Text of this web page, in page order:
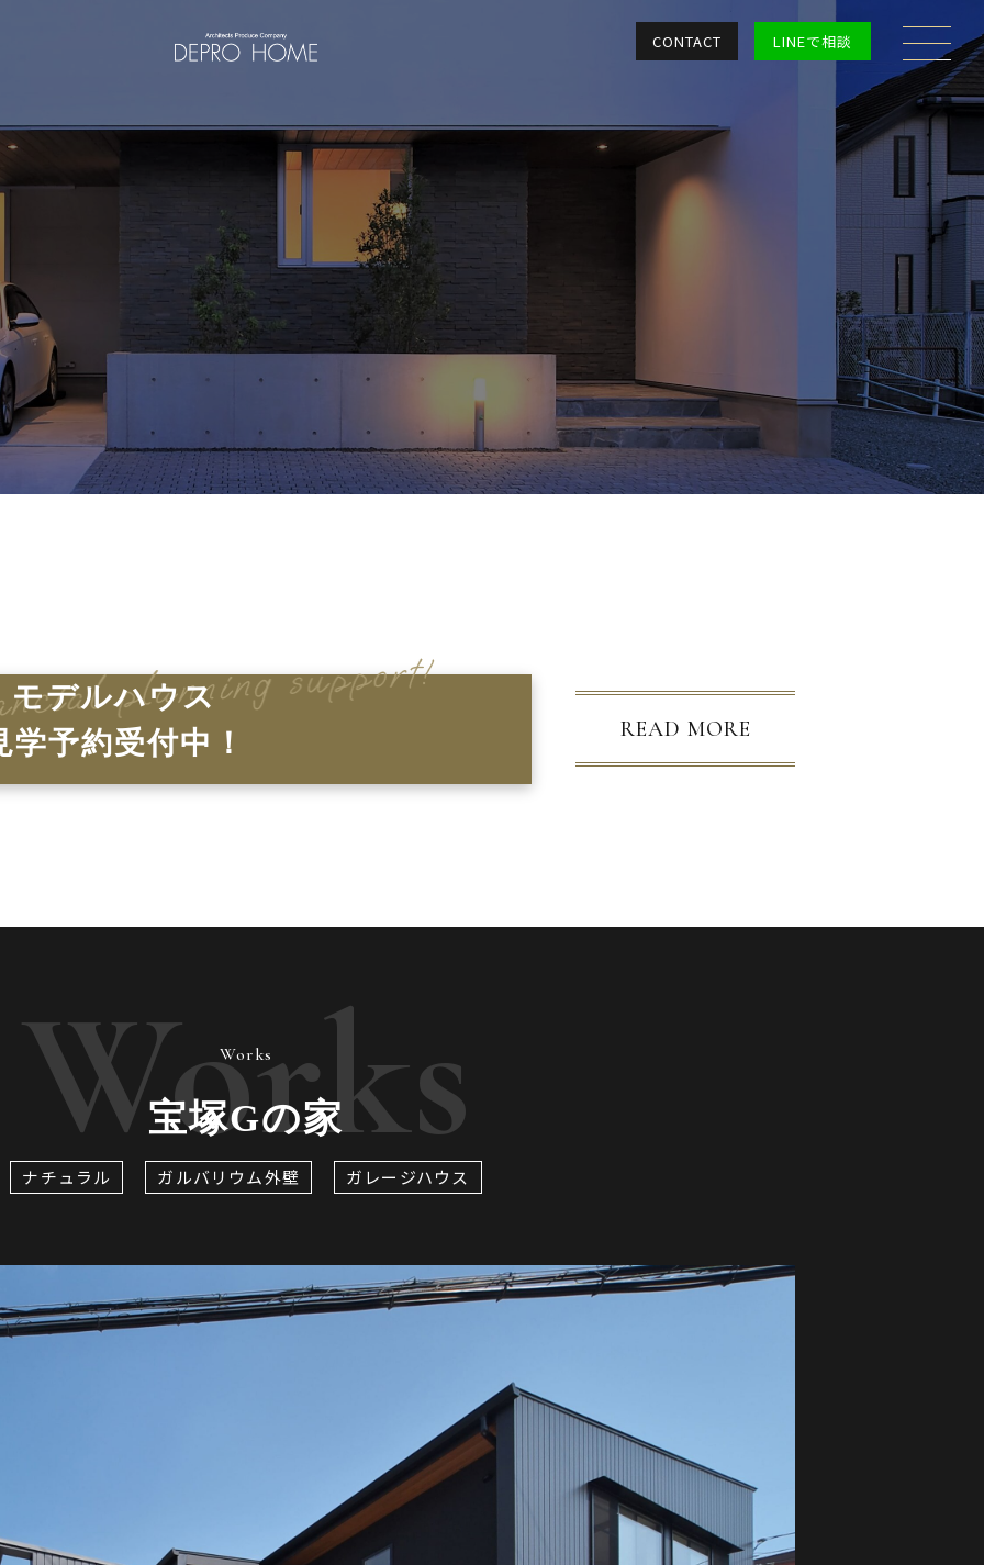
CONTACT LINEで相談
モデルハウス
学予約受付中！
READ MORE
Works
Works
宝塚Gの家
ナチュラル ガルバリウム外壁 ガレージハウス